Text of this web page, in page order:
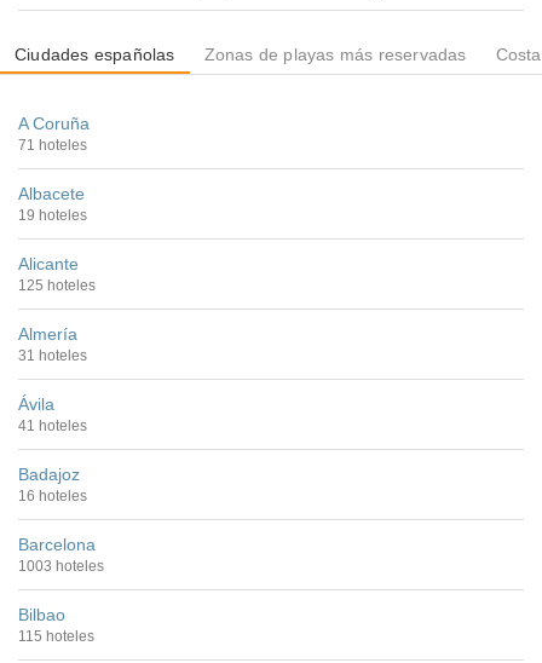
Ciudades españolas Zonas de playas más reservadas
A Coruña
71 hoteles
Albacete
19 hoteles
Alicante
125 hoteles
Almería
31 hoteles
Ávila
41 hoteles
Badajoz
16 hoteles
Barcelona
1003 hoteles
Bilbao
115 hoteles